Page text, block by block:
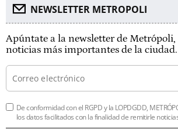
NEWSLETTER METROPOLI
Apúntate a la newsletter de
noticias más importantes de la ciudad.
De conformidad con el RGPD y la LOPDGDD,
los datos facilitados con la finalidad de remitirle